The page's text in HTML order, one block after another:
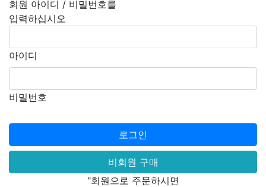
회원 아이디 / 비밀번호를
입력하십시오
아이디
비밀번호
로그인
비회원 구매
"회원으로 주문하시면